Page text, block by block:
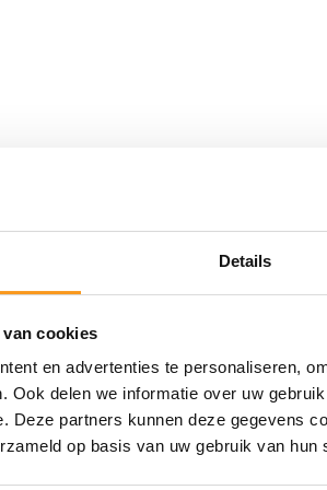
Details
cookies
en advertenties te personaliseren,
Ook delen we informatie over uw
Deze partners kunnen deze gegevens
op basis van uw gebruik van hun